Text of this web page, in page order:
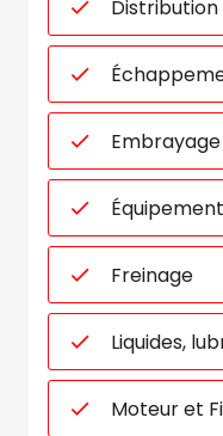
Distribution
Embrayage
Freinage
Liquides,
Moteur et